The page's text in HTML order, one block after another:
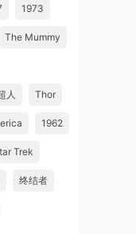
1973
The Mummy
人 Thor
1962
Trek
终结者